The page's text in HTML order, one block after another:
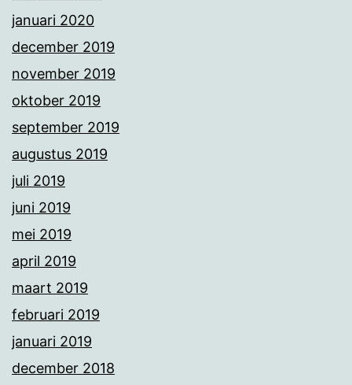
januari 2020
december 2019
november 2019
oktober 2019
september 2019
augustus 2019
juli 2019
juni 2019
mei 2019
april 2019
maart 2019
februari 2019
januari 2019
december 2018